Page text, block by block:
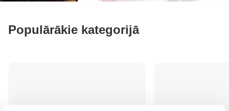
Populārākie kategorijā